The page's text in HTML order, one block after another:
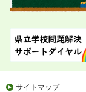
サイトマップ